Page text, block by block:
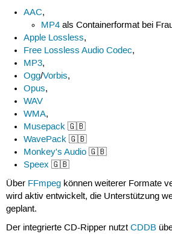
AAC,
MP4 als Containerformat bei
Apple Lossless,
Free Lossless Audio Codec,
MP3,
Ogg/Vorbis,
Opus,
WAV
WMA,
Musepack 🇬🇧
WavePack 🇬🇧
Monkey's Audio 🇬🇧
Speex 🇬🇧
Über FFmpegkönnen weiterer Formate
wird aktiv entwickelt, die Unterstützung
geplant.
Der integrierte CD-Ripper nutzt CDDB